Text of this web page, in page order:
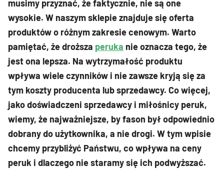
musimy przyznać, że faktycznie, nie są one
wysokie. W naszym sklepie znajduje się oferta
produktów o różnym zakresie cenowym. Warto
pamiętać, że droższa peruka nie oznacza tego, że
jest ona lepsza. Na wytrzymałość produktu
wpływa wiele czynników i nie zawsze kryją się za
tym koszty producenta lub sprzedawcy. Co więcej,
jako doświadczeni sprzedawcy i miłośnicy peruk,
wiemy, że najważniejsze, by fason był odpowiednio
dobrany do użytkownika, a nie drogi. W tym wpisie
chcemy przybliżyć Państwu, co wpływa na ceny
peruk i dlaczego nie staramy się ich podwyższać.